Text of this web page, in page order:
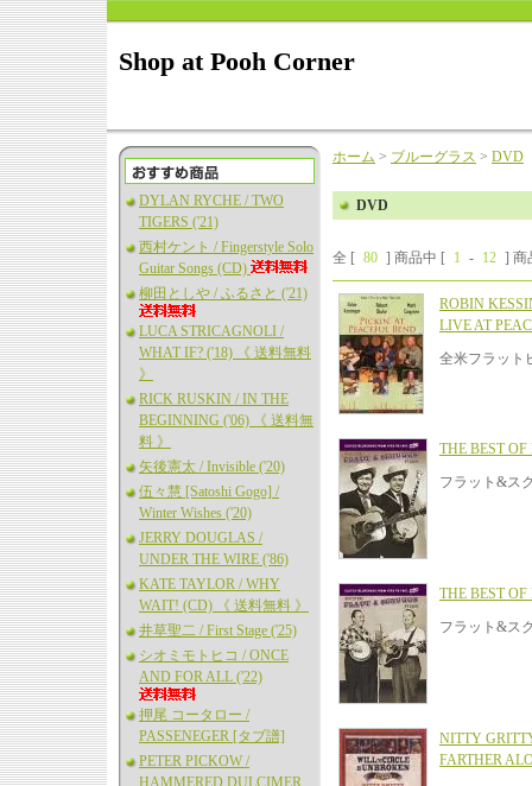
Shop at Pooh Corner
DYLAN RYCHE / TWO
TIGERS ('21)
西村ケント / Fingerstyle Solo
Guitar Songs (CD)
柳田としや / ふるさと ('21)
LUCA STRICAGNOLI /
WHAT IF? ('18) 《 送料無料
》
RICK RUSKIN / IN THE
BEGINNING ('06) 《 送料無
料 》
矢後憲太 / Invisible ('20)
伍々慧 [Satoshi Gogo] /
Winter Wishes ('20)
JERRY DOUGLAS /
UNDER THE WIRE ('86)
KATE TAYLOR / WHY
WAIT! (CD) 《 送料無料 》
井草聖二 / First Stage ('25)
シオミモトヒコ / ONCE
AND FOR ALL ('22)
押尾 コータロー /
PASSENEGER [タブ譜]
PETER PICKOW /
ホーム > ブルーグラス > DVD
DVD
全 [ 80 ] 商品中 [ 1 - 12 ] 商
ROBIN
LIVE AT
全米フラット
THE BEST
フラット&ス
THE BEST
フラット&ス
NITTY
FARTHER